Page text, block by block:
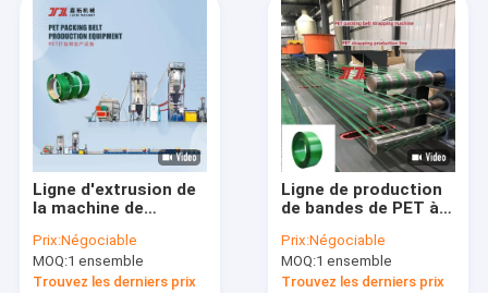
Ceinture d'emballage PP
ceinture d'emballage faisant la machine
Machine à imprimer des bandes d'emballage
Machine de gaufrage de film plastique
Machine d'essai de la traction
Changeur d'écran d'extrusion de plastique
Ligne d'extrusion de
la machine de
sangles pour
animaux de
compagnie en PP de
Prix:Négociable
MOQ:1 ensemble
Trouvez les derniers prix
Ligne de production
de bandes de PET à
mm Machine de
bandes de PET
Prix:Négociable
MOQ:1 ensemble
Trouvez les derniers prix